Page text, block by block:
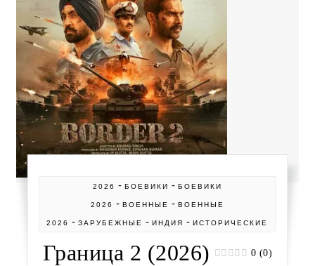
2026 - БОЕВИКИ - БОЕВИКИ
2026 - ВОЕННЫЕ - ВОЕННЫЕ
2026 -ЗАРУБЕЖНЫЕ -ИНДИЯ -ИСТОРИЧЕСКИЕ
Граница 2 (2026) 0 (0)